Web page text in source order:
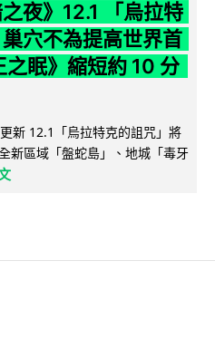
夜》12.1 「烏拉特
穴不為提高世界首
眠》縮短約 10 分
新 12.1「烏拉特克的詛咒」將
新區域「盤蛇島」、地城「毒牙